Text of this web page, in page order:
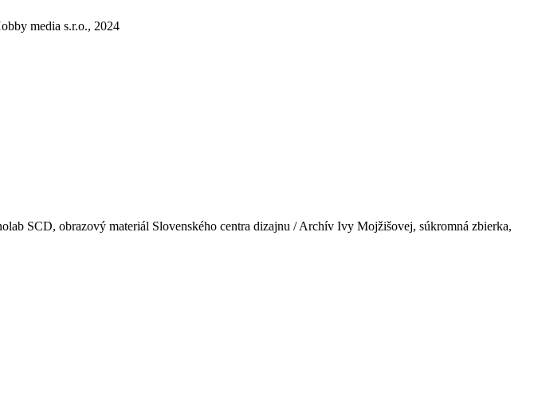
media s.r.o., 2024
SCD, obrazový materiál Slovenského centra dizajnu / Archív Ivy Mojžišovej, súkromná zbierka,